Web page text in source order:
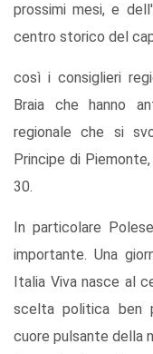
prossimi mesi, e
centro storico del
così i consiglieri
Braia che hanno
regionale che si
Principe di
30.
In particolare
importante. Una
Italia Viva nasce al
scelta politica ben
cuore pulsante della